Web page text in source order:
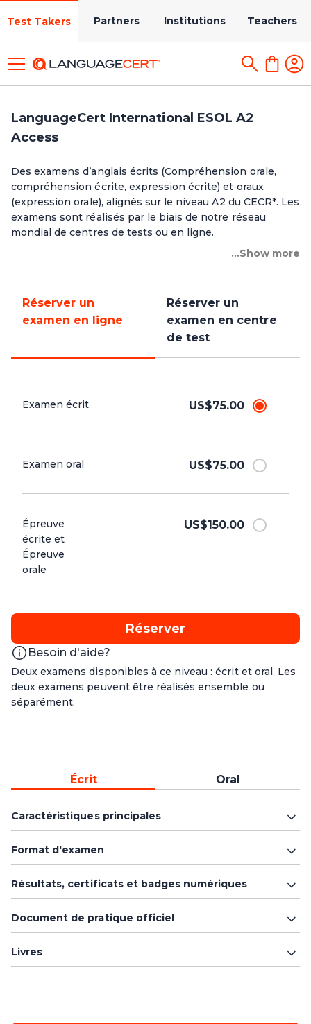
Test Takers Partners Institutions Teachers
LanguageCert International ESOL A2
Access
Des examens d’anglais écrits (Compréhension orale,
compréhension écrite, expression écrite) et oraux
(expression orale), alignés sur le niveau A2 du CECR*. Les
examens sont réalisés par le biais de notre réseau
mondial de centres de tests ou en ligne.
...Show more
Réserver un
examen en ligne
Réserver un
examen en centre
de test
Examen écrit US$75.00
Examen oral US$75.00
Épreuve
écrite et
Épreuve
orale
US$150.00
Réserver
Besoin d'aide?
Deux examens disponibles à ce niveau : écrit et oral. Les
deux examens peuvent être réalisés ensemble ou
séparément.
Écrit Oral
Caractéristiques principales
Format d'examen
Résultats, certificats et badges numériques
Document de pratique officiel
Livres